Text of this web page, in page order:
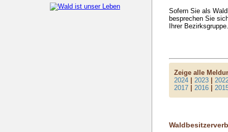
Sofern Sie als
besprechen Sie
Ihrer
Zeige alle
2024 |2023 |
2017 |2016 |